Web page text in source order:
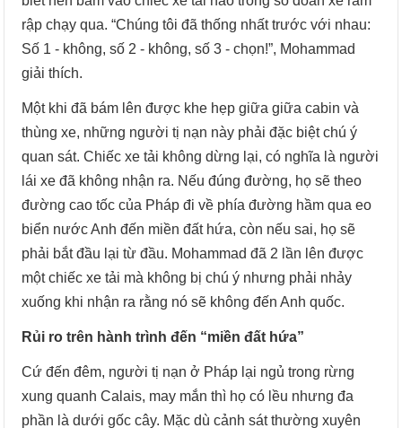
rập chạy qua. “Chúng tôi đã thống nhất trước với nhau:
Số 1 - không, số 2 - không, số 3 - chọn!”, Mohammad
giải thích.
Một khi đã bám lên được khe hẹp giữa giữa cabin và
thùng xe, những người tị nạn này phải đặc biệt chú ý
quan sát. Chiếc xe tải không dừng lại, có nghĩa là người
lái xe đã không nhận ra. Nếu đúng đường, họ sẽ theo
đường cao tốc của Pháp đi về phía đường hầm qua eo
biển nước Anh đến miền đất hứa, còn nếu sai, họ sẽ
phải bắt đầu lại từ đầu. Mohammad đã 2 lần lên được
một chiếc xe tải mà không bị chú ý nhưng phải nhảy
xuống khi nhận ra rằng nó sẽ không đến Anh quốc.
Rủi ro trên hành trình đến “miền đất hứa”
Cứ đến đêm, người tị nạn ở Pháp lại ngủ trong rừng
xung quanh Calais, may mắn thì họ có lều nhưng đa
phần là dưới gốc cây. Mặc dù cảnh sát thường xuyên